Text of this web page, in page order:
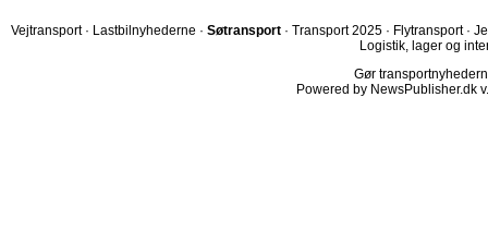
Vejtransport · Lastbilnyhederne · Søtransport · Transport 2025 · Flytransport ·
Logistik, lager og
Gør
Powered by NewsPublisher.dk